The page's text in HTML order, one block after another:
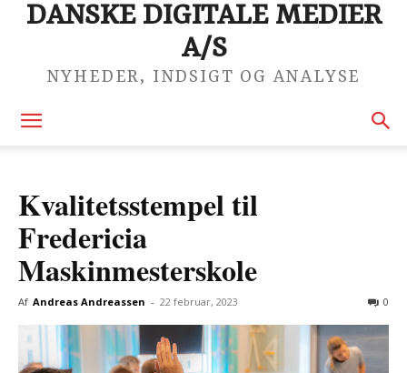
DANSKE DIGITALE MEDIER
A/S
NYHEDER, INDSIGT OG ANALYSE
Kvalitetsstempel til
Fredericia
Maskinmesterskole
Af Andreas Andreassen - 22 februar, 2023 0